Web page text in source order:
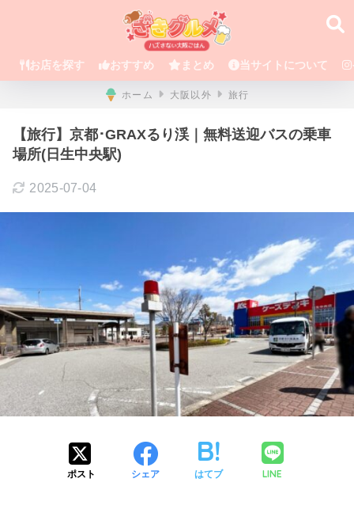
お店を探す おすすめ まとめ 当サイトについて
ホーム 大阪以外 旅行
【旅行】京都･GRAXるり渓｜無料送迎バスの乗車
場所(日生中央駅)
2025-07-04
ポスト シェア はてブ LINE